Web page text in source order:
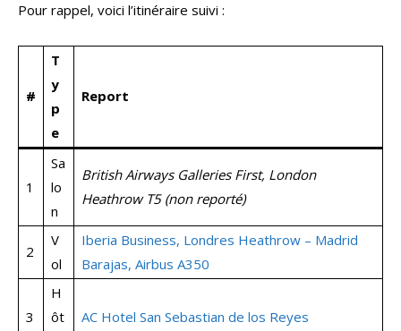
Pour rappel, voici l’itinéraire suivi :
#
T
y
p
e
Report
1
Sa
lo
n
British Airways Galleries First, London
Heathrow T5 (non reporté)
2
V
ol
Iberia Business, Londres Heathrow – Madrid
Barajas, Airbus A350
3
H
ôt
AC Hotel San Sebastian de los Reyes